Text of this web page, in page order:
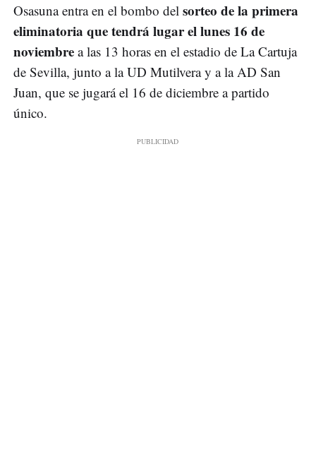
Osasuna entra en el bombo del sorteo de la primera
eliminatoria que tendrá lugar el lunes 16 de
noviembre a las 13 horas en el estadio de La Cartuja
de Sevilla, junto a la UD Mutilvera y a la AD San
Juan, que se jugará el 16 de diciembre a partido
único.